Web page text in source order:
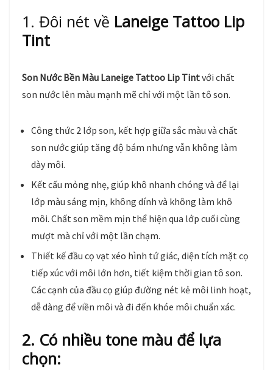
1. Đôi nét về Laneige Tattoo Lip
Tint
Son Nước Bền Màu Laneige Tattoo Lip Tintvới chất
son nước lên màu mạnh mẽ chỉ với một lần tô son.
Công thức 2 lớp son, kết hợp giữa sắc màu và chất
son nước giúp tăng độ bám nhưng vẫn không làm
dày môi.
Kết cấu mỏng nhẹ, giúp khô nhanh chóng và để lại
lớp màu sáng mịn, không dính và không làm khô
môi. Chất son mềm mịn thể hiện qua lớp cuối cùng
mượt mà chỉ với một lần chạm.
Thiết kế đầu cọ vạt xéo hình tứ giác, diện tích mặt cọ
tiếp xúc với môi lớn hơn, tiết kiệm thời gian tô son.
Các cạnh của đầu cọ giúp đường nét kẻ môi linh hoạt,
dễ dàng để viền môi và đi đến khóe môi chuẩn xác.
2. Có nhiều tone màu để lựa
chọn: